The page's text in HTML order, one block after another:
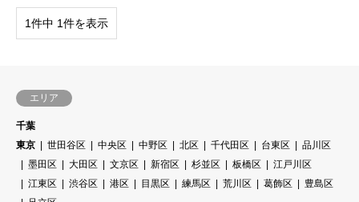
1件中 1件を表示
エリア
千葉
東京
世田谷区 中央区 中野区 北区 千代田区 台東区
品川区
墨田区
大田区 文京区 新宿区 杉並区 板橋区
江戸川区
江東区
渋谷区 港区 目黒区 練馬区 荒川区 葛飾区
豊島区